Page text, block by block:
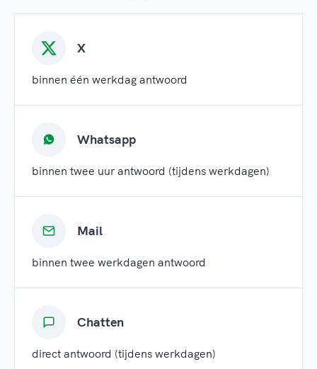
X
binnen één werkdag antwoord
Whatsapp
binnen twee uur antwoord (tijdens werkdagen)
Mail
binnen twee werkdagen antwoord
Chatten
direct antwoord (tijdens werkdagen)